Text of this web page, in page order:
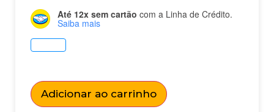
Até 12x sem cartão com a Linha de Crédito.
Saiba mais
Adicionar ao carrinho